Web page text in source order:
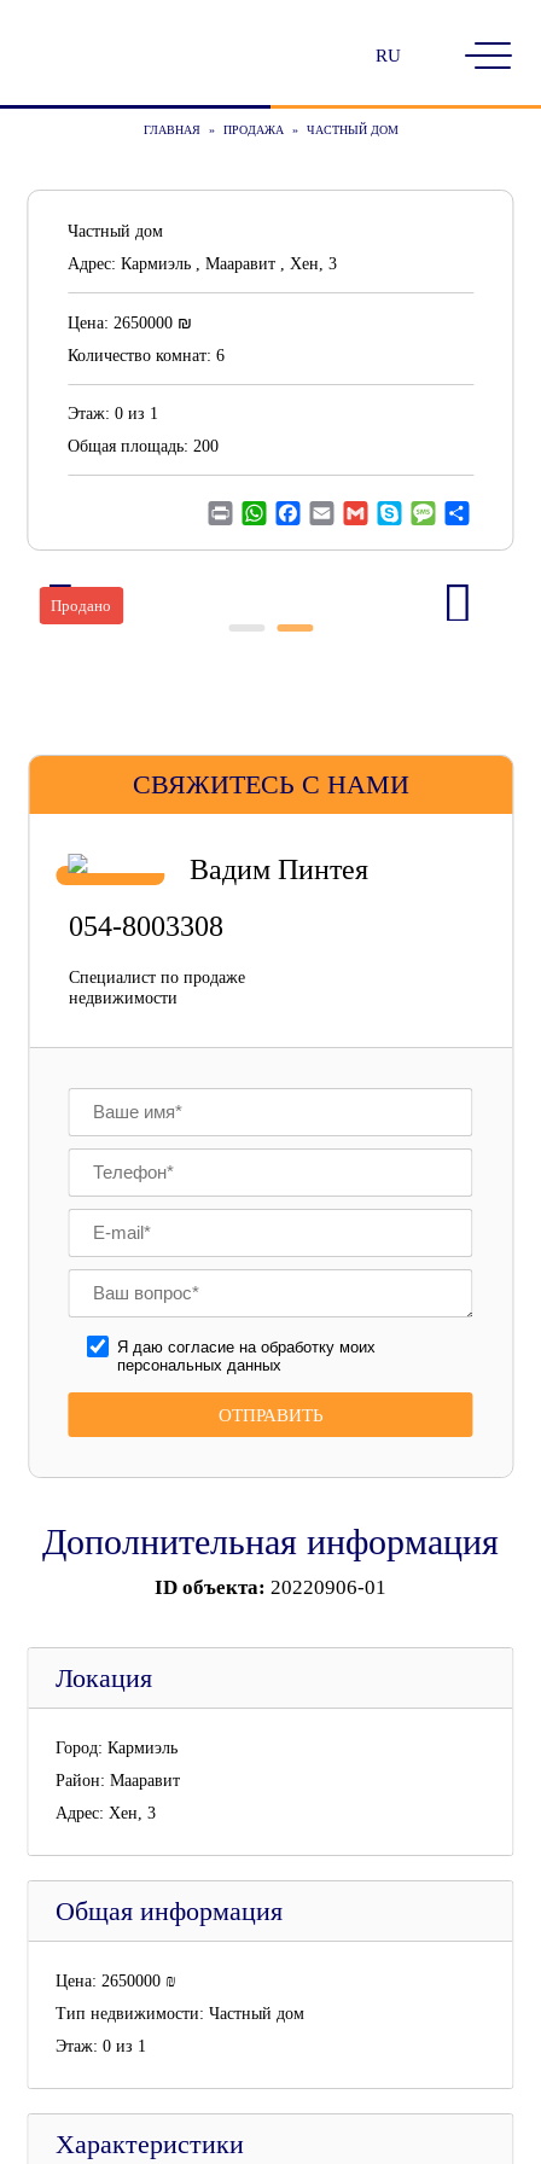
Выбрать
ГЛАВНАЯ » ПРОДАЖА » ЧАСТНЫЙ ДОМ
Частный дом
Адрес: Кармиэль , Мааравит , Хен, 3
Цена: 2650000 ₪
Количество комнат: 6
Этаж: 0 из 1
Общая площадь: 200
Print WhatsApp
Facebook
EmailGmailSkypeMessage
Продано
СВЯЖИТЕСЬ С НАМИ
Вадим Пинтея
054-8003308
Специалист по продаже
недвижимости
Я даю согласие на обработку моих
персональных данных
Дополнительная информация
ID объекта: 20220906-01
Локация
Город: Кармиэль
Район: Мааравит
Адрес: Хен, 3
Общая информация
Цена: 2650000 ₪
Тип недвижимости: Частный дом
Этаж: 0 из 1
Характеристики